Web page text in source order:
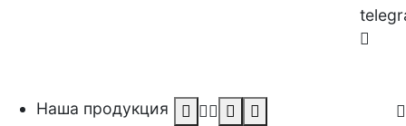
Наша продукция